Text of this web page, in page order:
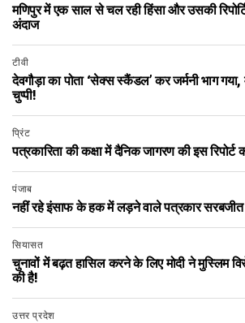
मणिपुर में एक साल से चल रही हिंसा और उसकी
अंदाज
टीवी
देवगौड़ा का पोता ‘सेक्स स्कैंडल’ कर जर्मनी भाग गया,
चुप्पी!
प्रिंट
पत्रकारिता की कक्षा में दैनिक जागरण की इस रिपोर्ट
पंजाब
नहीं रहे इंसाफ के हक में लड़ने वाले पत्रकार
सियासत
चुनावों में बढ़त हासिल करने के लिए मोदी ने मुस्लिम
की है!
उत्तर प्रदेश